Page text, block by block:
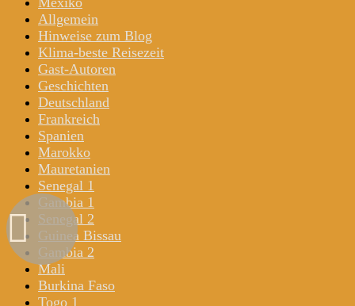
Allgemein
Hinweise zum Blog
Klima-beste Reisezeit
Gast-Autoren
Geschichten
Deutschland
Frankreich
Spanien
Marokko
Mauretanien
Senegal 1
Gambia 1
Senegal 2
Guinea Bissau
Gambia 2
Mali
Burkina Faso
Togo 1